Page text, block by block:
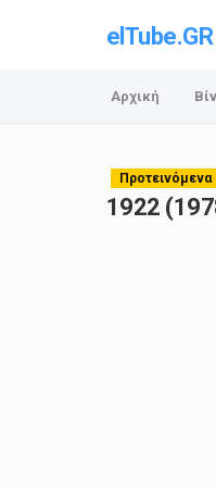
elTube.GR
Αρχική
Προτεινόμενα
1922